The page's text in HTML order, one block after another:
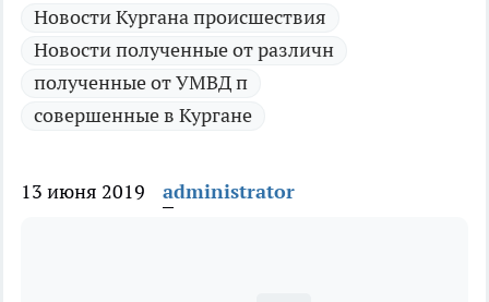
Новости Кургана происшествия
Новости полученные от различн
полученные от УМВД п
совершенные в Кургане
13 июня 2019 administrator